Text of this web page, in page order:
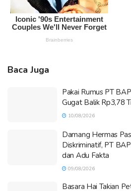
Baca Juga
Pakai Rumus PT
Gugat Balik Rp3,78
10/08/2026
Damang Hermas
Diskriminatif, PT
dan Adu Fakta
09/08/2026
Basara Hai Takian